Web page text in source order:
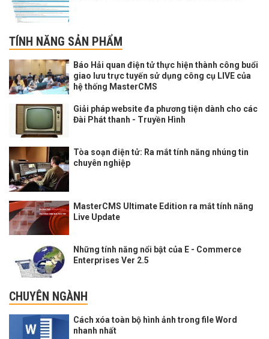
TÍNH NĂNG SẢN PHẨM
Báo Hải quan điện tử thực hiện thành công buổi
giao lưu trực tuyến sử dụng công cụ LIVE của
hệ thống MasterCMS
Giải pháp website đa phương tiện dành cho các
Đài Phát thanh - Truyền Hình
Tòa soạn điện tử: Ra mắt tính năng nhúng tin
chuyên nghiệp
MasterCMS Ultimate Edition ra mắt tính năng
Live Update
Những tính năng nổi bật của E - Commerce
Enterprises Ver 2.5
CHUYÊN NGÀNH
Cách xóa toàn bộ hình ảnh trong file Word
nhanh nhất